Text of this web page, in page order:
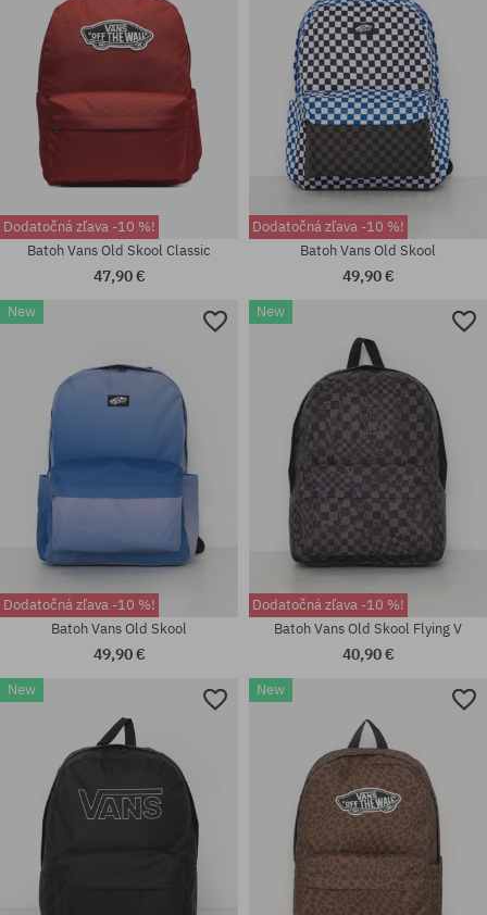
univerzálna veľkosť univerzálna veľkosť
univerzálna veľkosť
Dodatočná zľava -10 %!
Batoh Vans Old Skool Classic
47,90 €
univerzálna veľkosť
Dodatočná zľava -10 %!
Batoh Vans Old Skool
49,90 €
New
Dodatočná zľava -10 %!
Batoh Vans Old Skool
49,90 €
New
Dodatočná zľava -10 %!
Batoh Vans Old Skool Flying V
40,90 €
New New